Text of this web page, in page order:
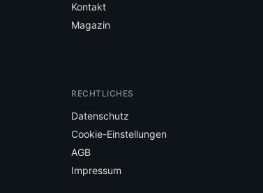
Kontakt
Magazin
RECHTLICHES
Datenschutz
Cookie-Einstellungen
AGB
Impressum